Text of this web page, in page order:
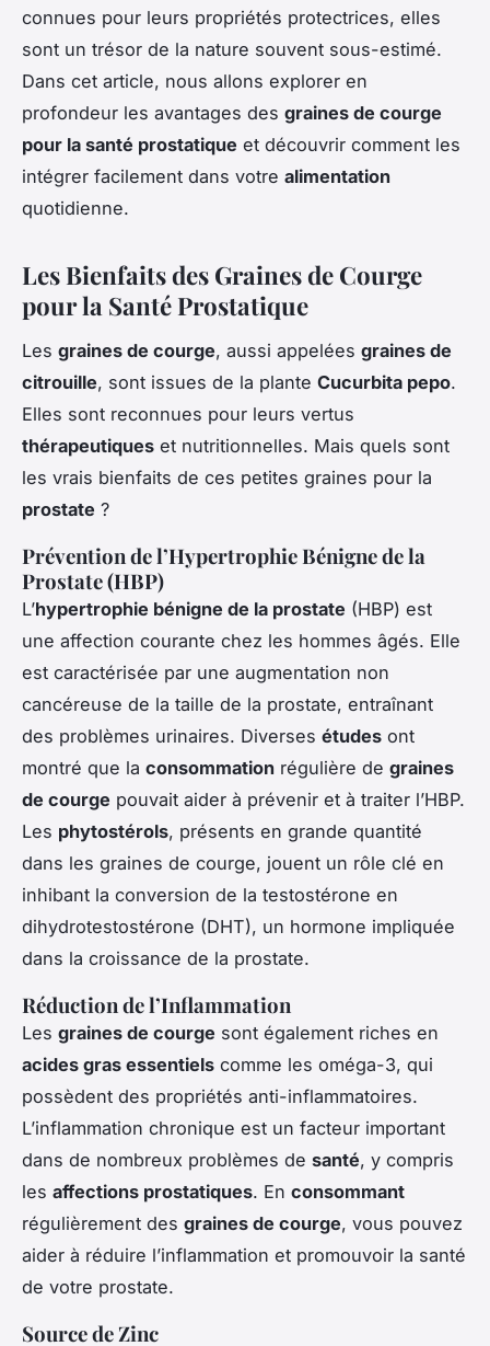
connues pour leurs propriétés protectrices, elles
sont un trésor de la nature souvent sous-estimé.
Dans cet article, nous allons explorer en
profondeur les avantages des graines de courge
pour la santé prostatique et découvrir comment les
intégrer facilement dans votre alimentation
quotidienne.
Les Bienfaits des Graines de Courge
pour la Santé Prostatique
Les graines de courge, aussi appelées graines de
citrouille, sont issues de la plante Cucurbita pepo.
Elles sont reconnues pour leurs vertus
thérapeutiques et nutritionnelles. Mais quels sont
les vrais bienfaits de ces petites graines pour la
prostate ?
Prévention de l’Hypertrophie Bénigne de la
Prostate (HBP)
L’hypertrophie bénigne de la prostate (HBP) est
une affection courante chez les hommes âgés. Elle
est caractérisée par une augmentation non
cancéreuse de la taille de la prostate, entraînant
des problèmes urinaires. Diverses études ont
montré que la consommation régulière de graines
de courge pouvait aider à prévenir et à traiter l’HBP.
Les phytostérols, présents en grande quantité
dans les graines de courge, jouent un rôle clé en
inhibant la conversion de la testostérone en
dihydrotestostérone (DHT), un hormone impliquée
dans la croissance de la prostate.
Réduction de l’Inflammation
Les graines de courge sont également riches en
acides gras essentiels comme les oméga-3, qui
possèdent des propriétés anti-inflammatoires.
L’inflammation chronique est un facteur important
dans de nombreux problèmes de santé, y compris
les affections prostatiques. En consommant
régulièrement des graines de courge, vous pouvez
aider à réduire l’inflammation et promouvoir la santé
de votre prostate.
Source de Zinc